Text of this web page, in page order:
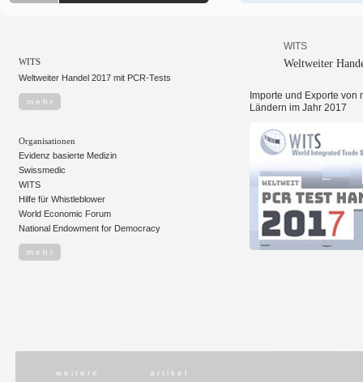
WITS
Weltweiter Handel 2017 mit PCR-Tests
m e h r
Organisationen
Evidenz basierte Medizin
Swissmedic
WITS
Hilfe für Whistleblower
World Economic Forum
National Endowment for Democracy
m e h r
WITS
Weltweiter
Importe und Exporte
Ländern im Jahr 2017
w e i t e r e a r t i k e l